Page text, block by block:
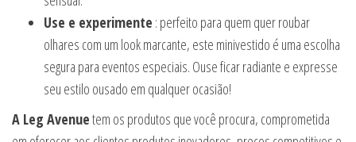
Use e experimente : perfeito para quem quer roubar
olhares com um look marcante, este minivestido é uma escolha
segura para eventos especiais. Ouse ficar radiante e expresse
seu estilo ousado em qualquer ocasião!
A Leg Avenuetem os produtos que você procura, comprometida